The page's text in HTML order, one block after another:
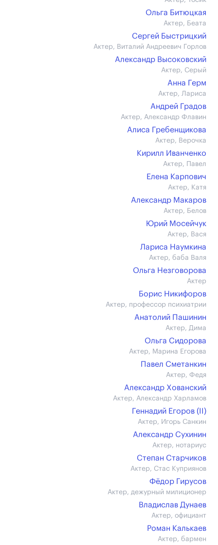
Ольга Битюцкая
Актер, Беата
Сергей Быстрицкий
Актер, Виталий Андреевич Горлов
Александр Высоковский
Актер, Серый
Анна Герм
Актер, Лариса
Андрей Градов
Актер, Александр Флавин
Алиса Гребенщикова
Актер, Верочка
Кирилл Иванченко
Актер, Павел
Елена Карпович
Актер, Катя
Александр Макаров
Актер, Белов
Юрий Мосейчук
Актер, Вася
Лариса Наумкина
Актер, баба Валя
Ольга Незговорова
Актер
Борис Никифоров
Актер, профессор психиатрии
Анатолий Пашинин
Актер, Дима
Ольга Сидорова
Актер, Марина Егорова
Павел Сметанкин
Актер, Федя
Александр Хованский
Актер, Александр Харламов
Геннадий Егоров (II)
Актер, Игорь Санкин
Александр Сухинин
Актер, нотариус
Степан Старчиков
Актер, Стас Куприянов
Фёдор Гирусов
Актер, дежурный милиционер
Владислав Дунаев
Актер, официант
Роман Калькаев
Актер, бармен